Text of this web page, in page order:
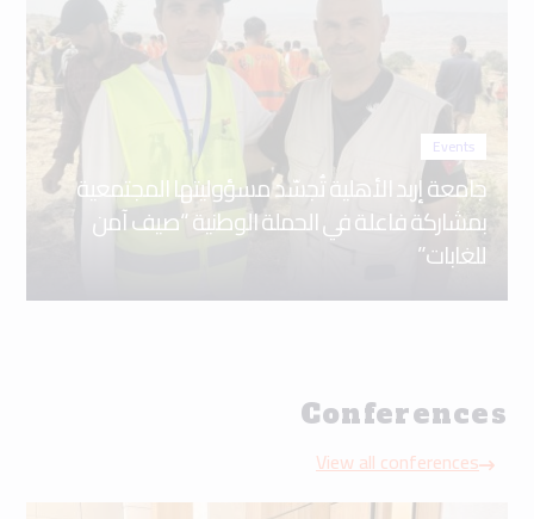
Events
جامعة إربد الأهلية تُجسّد مسؤوليتها المجتمعية
بمشاركة فاعلة في الحملة الوطنية “صيف آمن
للغابات”
Conferences
View all conferences